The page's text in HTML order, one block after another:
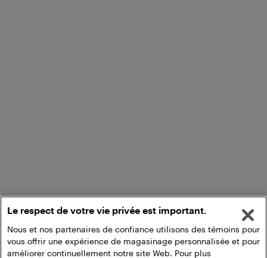
Le respect de votre vie privée est important.
Nous et nos partenaires de confiance utilisons des témoins pour
vous offrir une expérience de magasinage personnalisée et pour
améliorer continuellement notre site Web. Pour plus